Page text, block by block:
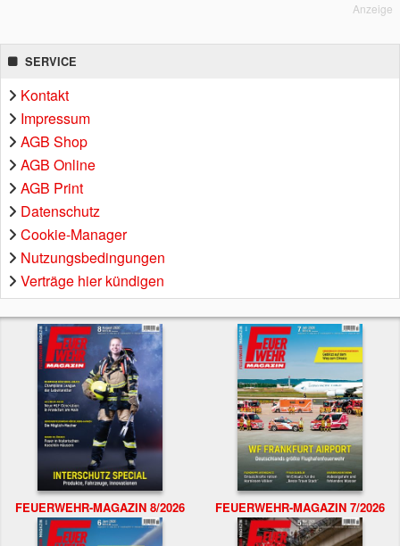
Anzeige
SERVICE
Kontakt
Impressum
AGB Shop
AGB Online
AGB Print
Datenschutz
Cookie-Manager
Nutzungsbedingungen
Verträge hier kündigen
FEUERWEHR-MAGAZIN 8/2026 FEUERWEHR-MAGAZIN 7/2026